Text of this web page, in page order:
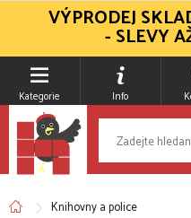
Kategorie Info
Knihovny a police
VÝPRODEJ
- SLEVY